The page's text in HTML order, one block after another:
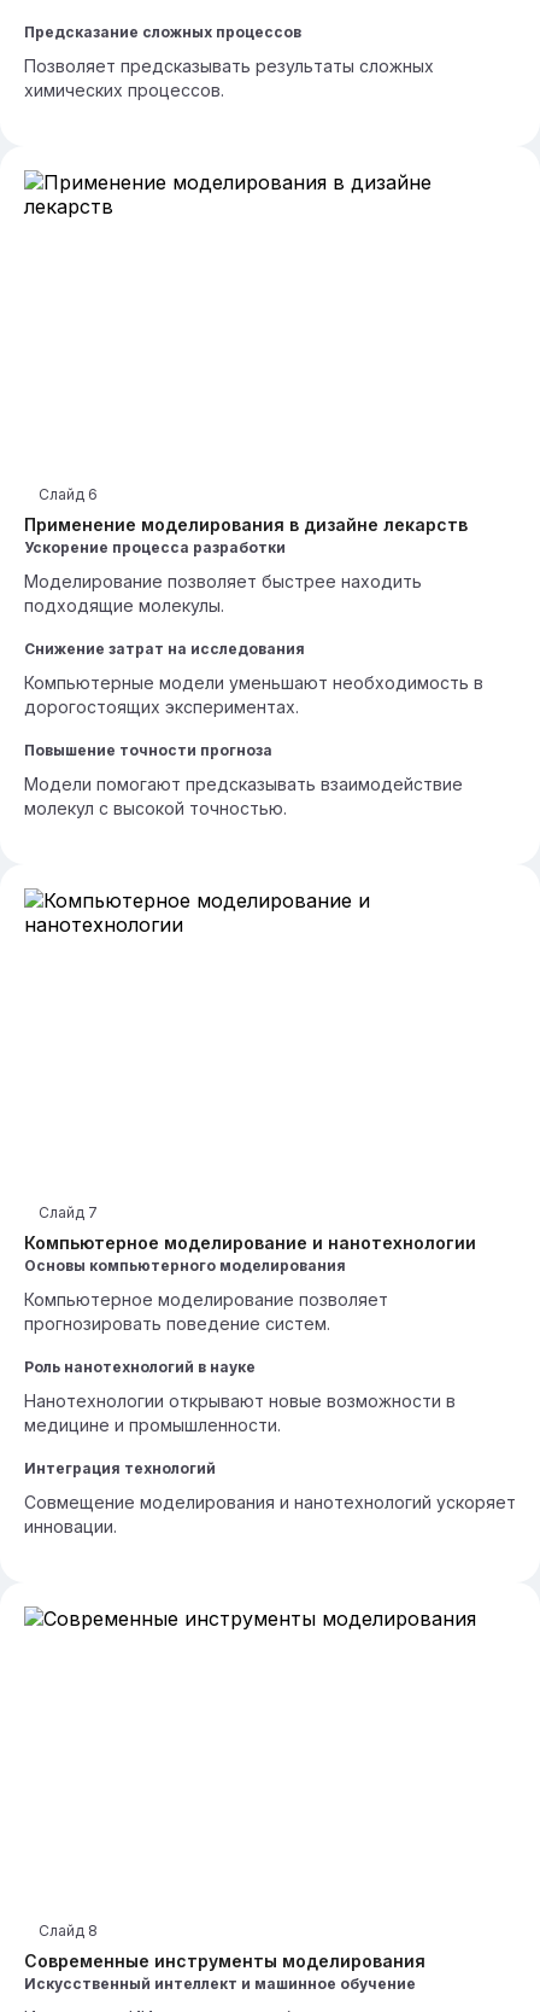
Предсказание сложных процессов
Позволяет предсказывать результаты сложных
химических процессов.
Применение моделирования в дизайне лекарств
Слайд 6
Ускорение процесса разработки
Моделирование позволяет быстрее находить
подходящие молекулы.
Снижение затрат на исследования
Компьютерные модели уменьшают необходимость в
дорогостоящих экспериментах.
Повышение точности прогноза
Модели помогают предсказывать взаимодействие
молекул с высокой точностью.
Компьютерное моделирование и нанотехнологии
Слайд 7
Основы компьютерного моделирования
Компьютерное моделирование позволяет
прогнозировать поведение систем.
Роль нанотехнологий в науке
Нанотехнологии открывают новые возможности в
медицине и промышленности.
Интеграция технологий
Совмещение моделирования и нанотехнологий ускоряет
инновации.
Современные инструменты моделирования
Слайд 8
Искусственный интеллект и машинное обучение